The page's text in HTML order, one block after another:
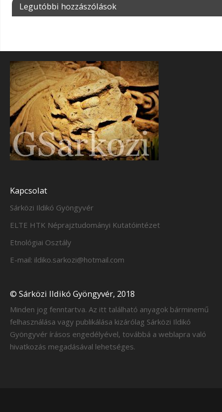
Legutóbbi hozzászólások
Kapcsolat
Sárközi Ildikó Gyöngyvér
ELTE HTK Néprajztudományi Kutatóintézet
Etnológiai Osztály
E-mail: ildiko.sarkozi@hotmail.com
© Sárközi Ildikó Gyöngyvér, 2018
Minden jog fenntartva. Az itt található anyagok bárminemű
felhasználása vagy publikálása kizárólag Sárközi Ildikó
Gyöngyvér írásos engedélyével, továbbá a weblapra való
hivatkozás megadásával lehetséges.